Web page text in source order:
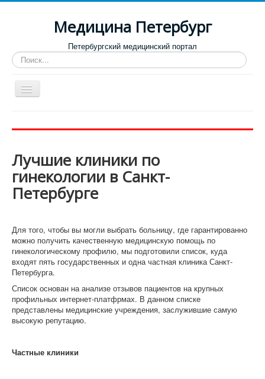
Медицина Петербург
Петербургский медицинский портал
Искать...
Toggle
Navigation
Роддома и женские консультации
Диспансеры
Лучшие клиники по направлениям
Лучшие клиники по
гинекологии в Санкт-
Петербурге
Для того, чтобы вы могли выбрать больницу, где гарантированно
можно получить качественную медицинскую помощь по
гинекологическому профилю, мы подготовили список, куда
входят пять государственных и одна частная клиника Санкт-
Петербурга.
Список основан на анализе отзывов пациентов на крупных
профильных интернет-платфрмах. В данном списке
представлены медицинские учреждения, заслужившие самую
высокую репутацию.
Частные клиники